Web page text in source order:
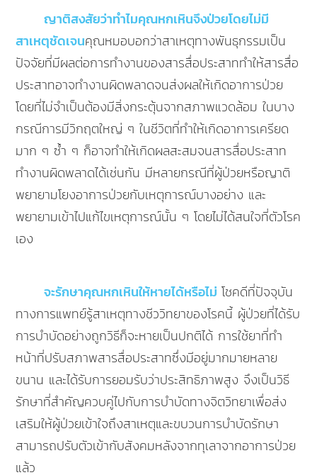
ญาติสงสัยว่าทำไมคุณหกเหินจึงป่วยโดยไม่มี
สาเหตุชัดเจนคุณหมอบอกว่าสาเหตุทางพันธุกรรมเป็น
ปัจจัยที่มีผลต่อการทำงานของสารสื่อประสาททำให้สารสื่อ
ประสาทอาจทำงานผิดพลาดจนส่งผลให้เกิดอาการป่วย
โดยที่ไม่จำเป็นต้องมีสิ่งกระตุ้นจากสภาพแวดล้อม ในบาง
กรณีการมีวิกฤตใหญ่ ๆ ในชีวิตที่ทำให้เกิดอาการเครียด
มาก ๆ ซ้ำ ๆ ก็อาจทำให้เกิดผลสะสมจนสารสื่อประสาท
ทำงานผิดพลาดได้เช่นกัน มีหลายกรณีที่ผู้ป่วยหรือญาติ
พยายามโยงอาการป่วยกับเหตุการณ์บางอย่าง และ
พยายามเข้าไปแก้ไขเหตุการณ์นั้น ๆ โดยไม่ได้สนใจที่ตัวโรค
เอง
จะรักษาคุณหกเหินให้หายได้หรือไม่โชคดีที่ปัจจุบัน
ทางการแพทย์รู้สาเหตุทางชีววิทยาของโรคนี้ ผู้ป่วยที่ได้รับ
การบำบัดอย่างถูกวิธีก็จะหายเป็นปกติได้ การใช้ยาที่ทำ
หน้าที่ปรับสภาพสารสื่อประสาทซึ่งมีอยู่มากมายหลาย
ขนาน และได้รับการยอมรับว่าประสิทธิภาพสูง จึงเป็นวิธี
รักษาที่สำคัญควบคู่ไปกับการบำบัดทางจิตวิทยาเพื่อส่ง
เสริมให้ผู้ป่วยเข้าใจถึงสาเหตุและขบวนการบำบัดรักษา
สามารถปรับตัวเข้ากับสังคมหลังจากทุเลาจากอาการป่วย
แล้ว